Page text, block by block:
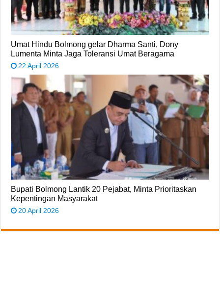
Umat Hindu Bolmong gelar Dharma Santi, Dony
Lumenta Minta Jaga Toleransi Umat Beragama
22 April 2026
Bupati Bolmong Lantik 20 Pejabat, Minta Prioritaskan
Kepentingan Masyarakat
20 April 2026